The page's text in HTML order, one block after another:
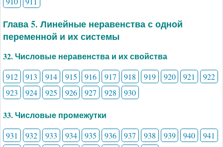
Глава 5. Линейные неравенства с одной
переменной и их системы
32. Числовые неравенства и их свойства
912 913 914 915 916 917 918 919 920 921
922
923
924 925 926 927 928 930
33. Числовые промежутки
931 932 933 934 935 936 937 938 939 940
941